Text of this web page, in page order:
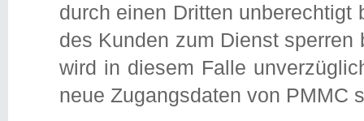
durch einen Dritten unberechtigt
des Kunden zum Dienst
wird in diesem Falle
neue Zugangsdaten von PMMC